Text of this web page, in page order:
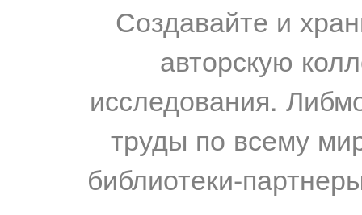
Создавайте и
авторскую
исследования.
труды по всему
библиотеки-